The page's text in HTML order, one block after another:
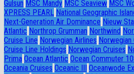
Gulsun MSC Mandy MSC Seaview MSC
XPRESS PEARL National Geographic
Next-Generation Air Dominance Nieuw
Atlantic Northrop Grumman Northwind
Cruise Line Norwegian Airlines Norwegian
Cruise Line Holdings Norwegian Cruises
Prima Ocean Atlantic Ocean Commuter
Oceania Cruises Oceanic III Oceanwode